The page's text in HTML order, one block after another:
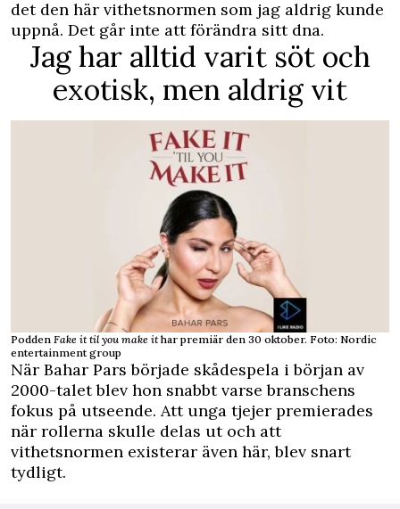
det den här vithetsnormen som jag aldrig kunde
uppnå. Det går inte att förändra sitt dna.
Jag har alltid varit söt och
exotisk, men aldrig vit
Podden Fake it til you make ithar premiär den 30 oktober. Foto: Nordic
entertainment group
När Bahar Pars började skådespela i början av
2000-talet blev hon snabbt varse branschens
fokus på utseende. Att unga tjejer premierades
när rollerna skulle delas ut och att
vithetsnormen existerar även här, blev snart
tydligt.